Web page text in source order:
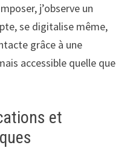
j’observe un
se digitalise même,
grâce à une
accessible quelle que
et